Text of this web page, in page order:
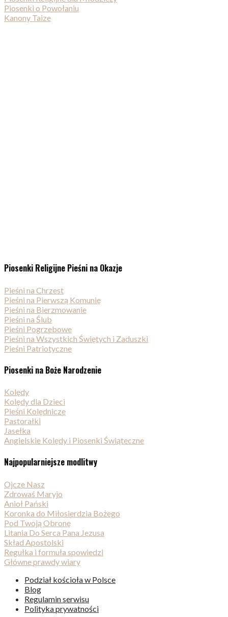
Piosenki o Powołaniu
Kanony Taize
Piosenki Religijne Pieśni na Okazje
Pieśni na Chrzest
Pieśni na Pierwszą Komunię
Pieśni na Bierzmowanie
Pieśni na Ślub
Pieśni Pogrzebowe
Pieśni na Wszystkich Świętych i Zaduszki
Pieśni Patriotyczne
Piosenki na Boże Narodzenie
Kolędy
Kolędy dla Dzieci
Pieśni Kolędnicze
Pastorałki
Jasełka
Angielskie Kolędy i Piosenki Świąteczne
Najpopularniejsze modlitwy
Ojcze Nasz
Zdrowaś Maryjo
Anioł Pański
Koronka do Miłosierdzia Bożego
Pod Twoją Obronę
Litania Do Serca Pana Jezusa
Skład Apostolski
Regułka i formuła spowiedzi
Główne prawdy wiary
Podział kościoła w Polsce
Blog
Regulamin serwisu
Polityka prywatności